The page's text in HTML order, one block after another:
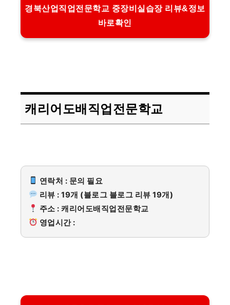
경북산업직업전문학교 중장비실습장 리뷰&정보
바로확인
캐리어도배직업전문학교
연락처 : 문의 필요
리뷰 : 19개 (블로그 블로그 리뷰 19개)
주소 : 캐리어도배직업전문학교
영업시간 :